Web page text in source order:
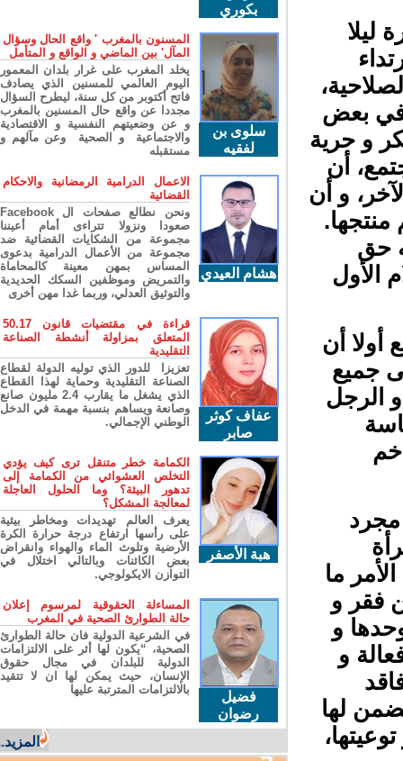
في بعض
و حرية
أن
و أن
حق
أن
جميع
الرجل
ما
فقر و
و
و
لها
بكوري
سلوى بن
لفقيه
المسنون بالمغرب ' واقع الحال وسؤال
المآل' بين الماضي و الواقع و المتأمل
يخلد المغرب على غرار بلدان المعمور
اليوم العالمي للمسنين الذي يصادف
فاتح أكتوبر من كل سنة، ليطرح السؤال
مجددا عن واقع حال المسنين بالمغرب
و عن وضعيتهم النفسية و الاقتصادية
والاجتماعية و الصحية وعن مآلهم و
مستقبله
هشام العيدي
الاعمال الدرامية الرمضانية والاحكام
القضائية
ونحن نطالع صفحات ال Facebook
صعودا ونزولا تتراءى أمام أعيننا
مجموعة من الشكايات القضائية ضد
مجموعة من الأعمال الدرامية بدعوى
المساس بمهن معينة كالمحاماة
والتمريض وموظفين السكك الحديدية
والتوثيق العدلي، وربما غدا مهن أخرى
عفاف كوثر
صابر
قراءة في مقتضيات قانون 50.17
المتعلق بمزاولة أنشطة الصناعة
التقليدية
تعزيزا للدور الذي توليه الدولة لقطاع
الصناعة التقليدية وحماية لهذا القطاع
الذي يشغل ما يقارب 2.4 مليون صانع
وصانعة ويساهم بنسبة مهمة في الدخل
الوطني الإجمالي.
هبة الأصفر
الكمامة خطر متنقل ترى كيف يؤدي
التخلص العشوائي من الكمامة إلى
تدهور البيئة؟ وما الحلول العاجلة
لمعالجة المشكل؟
يعرف العالم تهديدات ومخاطر بيئية
على رأسها ارتفاع درجة حرارة الكرة
الأرضية وتلوث الماء والهواء وانقراض
بعض الكائنات وبالتالي اختلال في
التوازن الايكولوجي.
فضيل
رضوان
المساءلة الحقوقية لمرسوم إعلان
حالة الطوارئ الصحية في المغرب
في الشرعية الدولية فان حالة الطوارئ
الصحية، “يكون لها أثر على الالتزامات
الدولية للبلدان في مجال حقوق
الإنسان، حيث يمكن لها ان لا تتقيد
بالالتزامات المترتبة عليها
المزيد...